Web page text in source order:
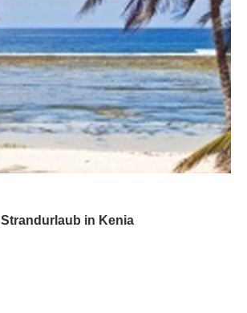
Strandurlaub in Kenia